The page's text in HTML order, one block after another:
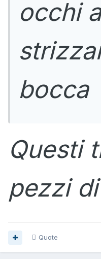
occhi
bocca
Questi
pezzi
Quote